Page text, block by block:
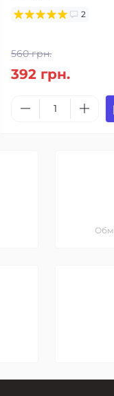
2
560 грн.
392 грн.